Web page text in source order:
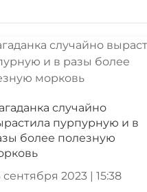
случайно
пурпурную и в
более полезную
сентября 2023 | 15:38